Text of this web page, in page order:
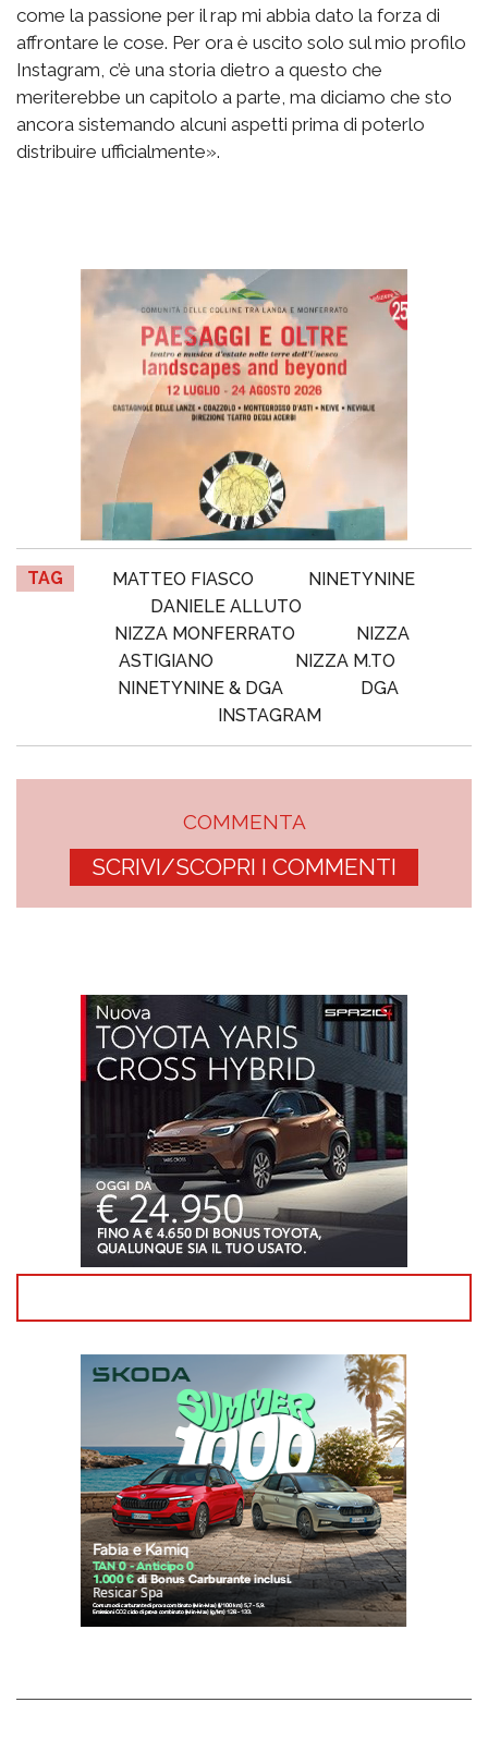
come la passione per il rap mi abbia dato la forza di
affrontare le cose. Per ora è uscito solo sul mio profilo
Instagram, c’è una storia dietro a questo che
meriterebbe un capitolo a parte, ma diciamo che sto
ancora sistemando alcuni aspetti prima di poterlo
distribuire ufficialmente».
TAG MATTEO FIASCO
NINETYNINE
DANIELE ALLUTO
NIZZA MONFERRATO
NIZZA
ASTIGIANO
NIZZA M.TO
NINETYNINE & DGA
DGA
INSTAGRAM
COMMENTA
SCRIVI/SCOPRI I COMMENTI